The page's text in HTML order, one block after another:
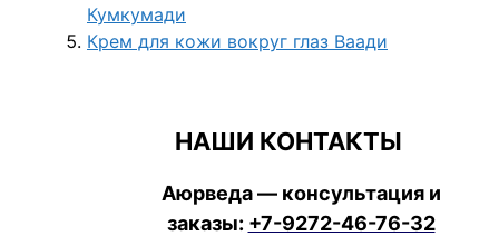
Кумкумади
Крем для кожи вокруг глаз Ваади
НАШИ КОНТАКТЫ
Аюрведа — консультация и
заказы: +7-9272-46-76-32